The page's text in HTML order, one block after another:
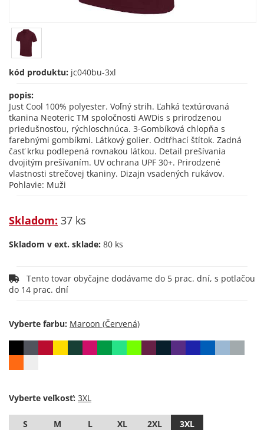
kód produktu: jc040bu-3xl
popis:
Just Cool 100% polyester. Voľný strih. Ľahká textúrovaná
tkanina Neoteric TM spoločnosti AWDis s prirodzenou
priedušnosťou, rýchloschnúca. 3-Gombíková chlopňa s
farebnými gombíkmi. Látkový golier. Odtŕhací štítok. Zadná
časť krku podlepená rovnakou látkou. Detail prešívania
dvojitým prešívaním. UV ochrana UPF 30+. Prirodzené
vlastnosti strečovej tkaniny. Dizajn vsadených rukávov.
Pohlavie: Muži
Skladom: 37 ks
Skladom v ext. sklade: 80 ks
do 14 prac. dní
Vyberte farbu:
Vyberte veľkosť:
S M L XL 2XL 3XL